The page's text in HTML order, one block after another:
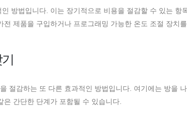
방법입니다. 이는 장기적으로 비용을 절감할 수 있는 항
제품을 구입하거나 프로그래밍 가능한 온도 조절 장치
절감하는 또 다른 효과적인 방법입니다. 여기에는 방을
간단한 단계가 포함될 수 있습니다.